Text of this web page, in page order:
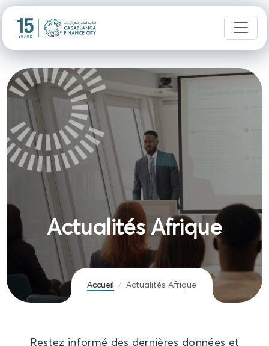
Actualités Afrique
Accueil Actualités Afrique
Restez informé des dernières données et